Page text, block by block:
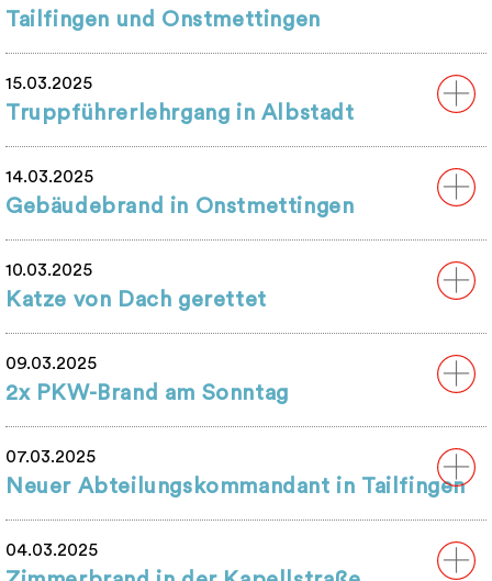
Tailfingen und Onstmettingen
15.03.2025
Truppführerlehrgang in Albstadt
14.03.2025
Gebäudebrand in Onstmettingen
10.03.2025
Katze von Dach gerettet
09.03.2025
2x PKW-Brand am Sonntag
07.03.2025
Neuer Abteilungskommandant in Tailfingen
04.03.2025